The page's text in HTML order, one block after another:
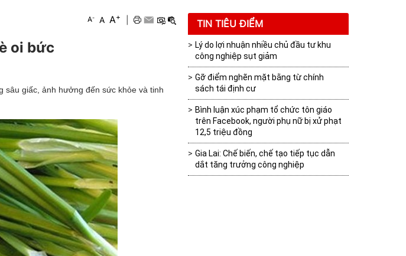
Ngân hàng
Du lịch
A- A A+
oi bức
giấc, ảnh hưởng đến sức khỏe và tinh
TIN TIÊU ĐIỂM
Lý do lợi nhuận nhiều chủ đầu tư khu
công nghiệp sụt giảm
Gỡ điểm nghẽn mặt bằng từ chính
sách tái định cư
Bình luận xúc phạm tổ chức tôn giáo
trên Facebook, người phụ nữ bị xử phạt
12,5 triệu đồng
Gia Lai: Chế biến, chế tạo tiếp tục dẫn
dắt tăng trưởng công nghiệp